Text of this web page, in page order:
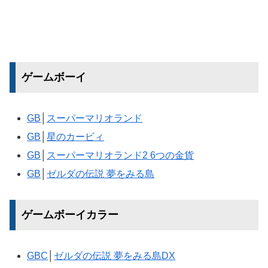
ゲームボーイ
GB
スーパーマリオランド
GB │星のカービィ
GB
スーパーマリオランド2 6つの金貨
GB
ゼルダの伝説 夢をみる島
ゲームボーイカラー
GBC
ゼルダの伝説 夢をみる島DX